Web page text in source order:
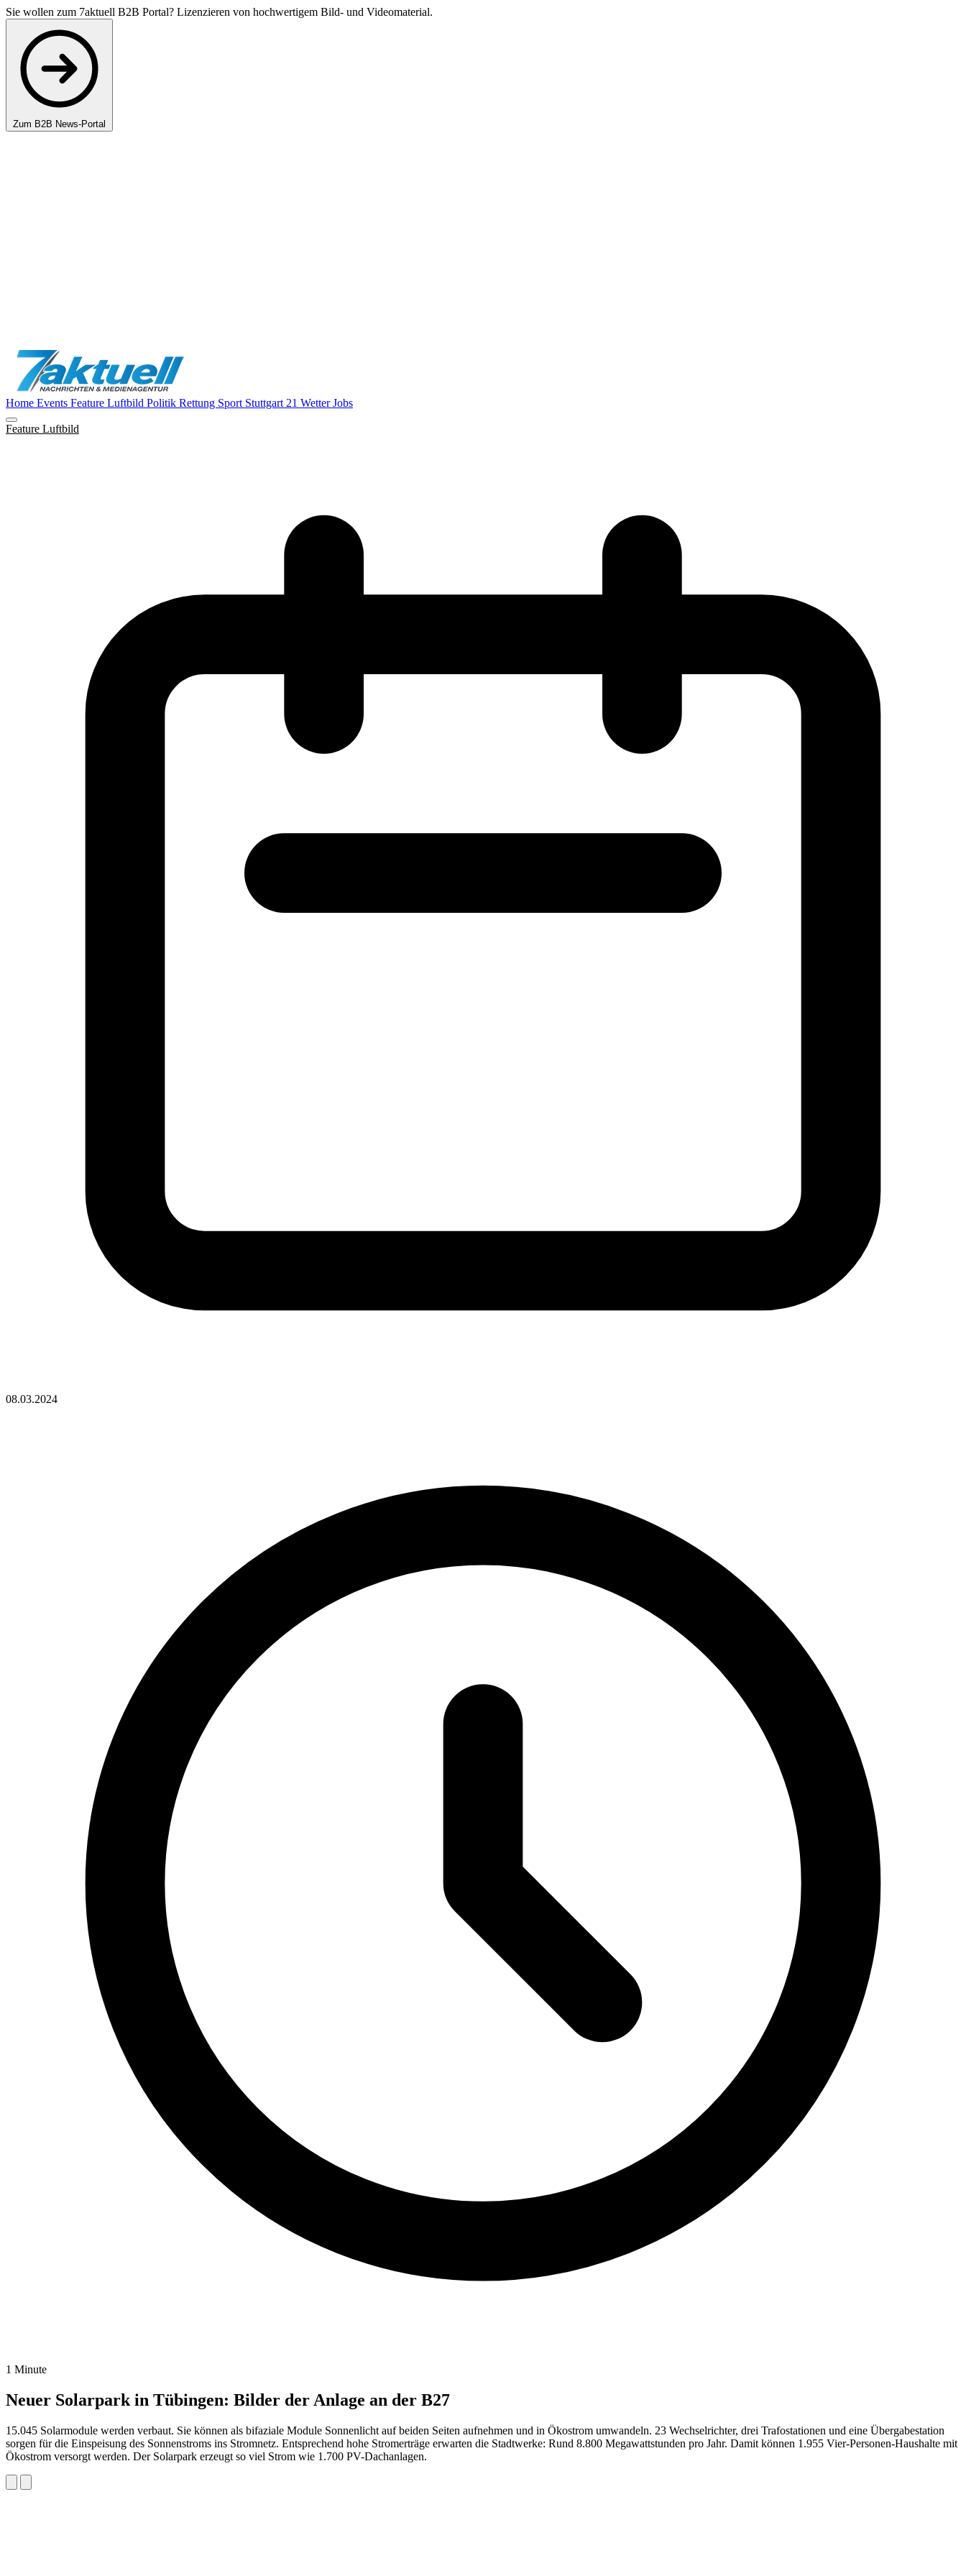
Sie wollen zum 7aktuell B2B Portal? Lizenzieren von hochwertigem Bild- und Videomaterial.
Zum B2B News-Portal
Home Events Feature Luftbild Politik Rettung Sport Stuttgart 21 WetterJobs
Feature Luftbild
08.03.2024
1 Minute
Neuer Solarpark in Tübingen: Bilder der Anlage an der B27
15.045 Solarmodule werden verbaut. Sie können als bifaziale Module Sonnenlicht auf beiden Seiten aufnehmen und in Ökostrom umwandeln. 23 Wechselrichter, drei Trafostationen und eine Übergabestation
sorgen für die Einspeisung des Sonnenstroms ins Stromnetz. Entsprechend hohe Stromerträge erwarten die Stadtwerke: Rund 8.800 Megawattstunden pro Jahr. Damit können 1.955 Vier-Personen-Haushalte mit
Ökostrom versorgt werden. Der Solarpark erzeugt so viel Strom wie 1.700 PV-Dachanlagen.